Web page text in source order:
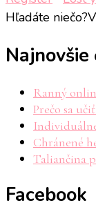
Hľadáte niečo?
Ranný
Prečo sa
Chránené
Taliančina
Facebook